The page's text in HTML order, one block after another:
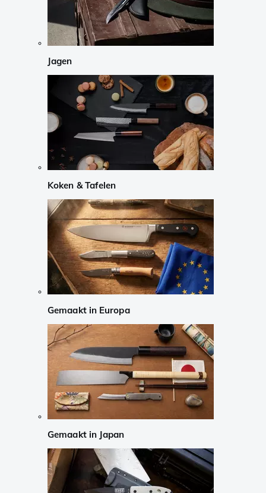
Jagen
Koken & Tafelen
Gemaakt in Europa
Gemaakt in Japan